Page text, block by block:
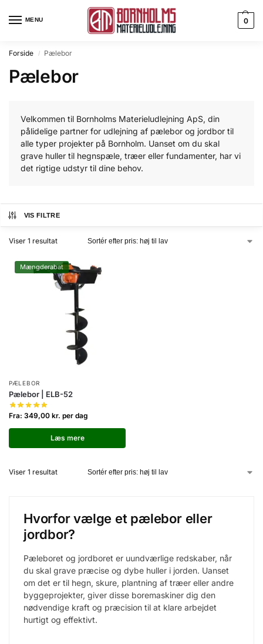
MENU 0
Forside / Pælebor
Pælebor
Velkommen til Bornholms Materieludlejning ApS, din
pålidelige partner for udlejning af pælebor og jordbor til
alle typer projekter på Bornholm. Uanset om du skal
grave huller til hegnspæle, træer eller fundamenter, har vi
det rigtige udstyr til dine behov.
VIS FILTRE
Viser 1 resultat
Mængderabat
PÆLEBOR
Pælebor | ELB-52
Fra: 349,00 kr. per dag
Læs mere
Viser 1 resultat
Hvorfor vælge et pælebor eller
jordbor?
Pæleboret og jordboret er uundværlige redskaber, når
du skal grave præcise og dybe huller i jorden. Uanset
om det er til hegn, skure, plantning af træer eller andre
byggeprojekter, giver disse boremaskiner dig den
nødvendige kraft og præcision til at klare arbejdet
hurtigt og effektivt.